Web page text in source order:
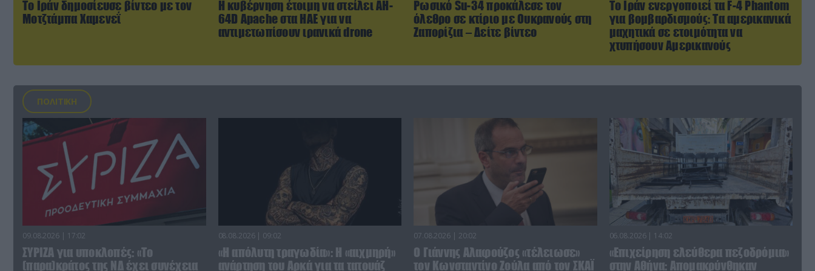
Το Ιράν δημοσίευσε βίντεο με τον
Μοτζτάμπα Χαμενεΐ
Η κυβέρνηση έτοιμη να στείλει AH-
64D Apache στα ΗΑΕ για να
αντιμετωπίσουν ιρανικά drone
Ρωσικό Su-34 προκάλεσε τον
όλεθρο σε κτίριο με Ουκρανούς στη
Ζαπορίζια – Δείτε βίντεο
Το Ιράν ενεργοποιεί τα F-4 Phantom
για βομβαρδισμούς: Τα αμερικανικά
μαχητικά σε ετοιμότητα να
χτυπήσουν Αμερικανούς
ΠΟΛΙΤΙΚΗ
09.08.2026 | 17:02
ΣΥΡΙΖΑ για υποκλοπές: «Το
(παρα)κράτος της ΝΔ έχει συνέχεια
08.08.2026 | 09:02
«Η απόλυτη τραγωδία»: Η «αιχμηρή»
ανάρτηση του Αρκά για τα τατουάζ
07.08.2026 | 20:02
Ο Γιάννης Αλαφούζος «τέλειωσε»
τον Κωνσταντίνο Ζούλα από τον ΣΚΑΪ
06.08.2026 | 14:02
«Επιχείρηση ελεύθερα πεζοδρόμια»
στην Αθήνα: Απομακρύνθηκαν